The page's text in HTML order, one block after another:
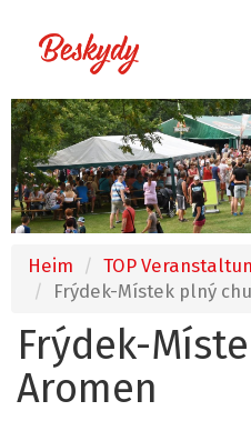
Heim
TOP
Frýdek-Místek plný
Frýdek-
Aromen